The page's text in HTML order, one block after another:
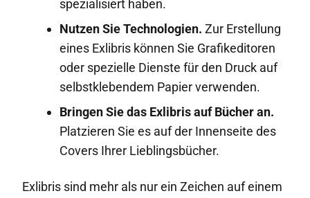
spezialisiert haben.
Nutzen Sie Technologien. Zur Erstellung
eines Exlibris können Sie Grafikeditoren
oder spezielle Dienste für den Druck auf
selbstklebendem Papier verwenden.
Bringen Sie das Exlibris auf Bücher an.
Platzieren Sie es auf der Innenseite des
Covers Ihrer Lieblingsbücher.
Exlibris sind mehr als nur ein Zeichen auf einem